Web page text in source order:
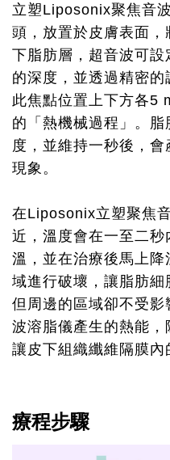
立塑Liposonix聚焦音
頭，放置於皮膚表面
下脂肪層，超音波可
的深度，並透過精密
此焦點位置上下方各5
的「熱機械過程」。
度，並維持一秒後，
現象。
在Liposonix立塑聚焦
近，溫度會在一至二
溫，並在治療後馬上
域進行破壞，讓脂肪細
但周邊的區域卻不受
波溶脂儀產生的熱能
讓皮下組織纖維隔膜內
療程步驟